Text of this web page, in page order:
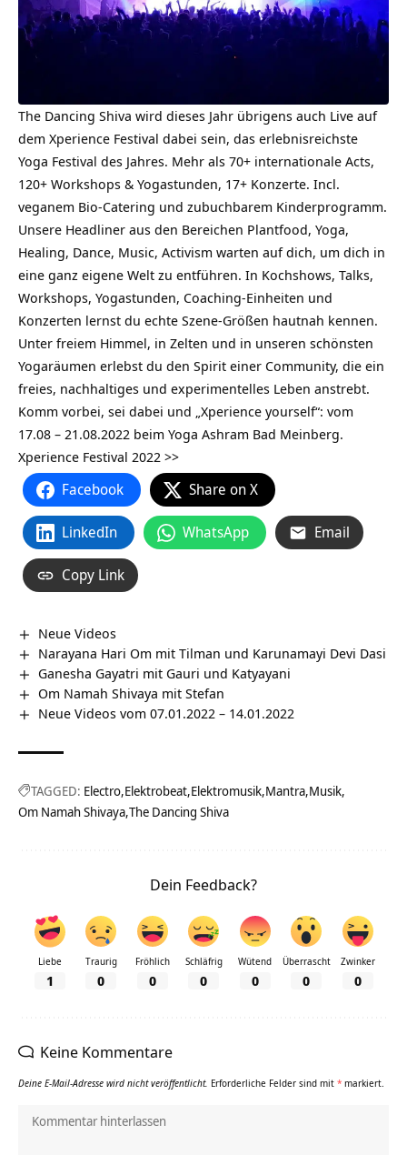
The Dancing Shiva wird dieses Jahr übrigens auch Live auf
dem Xperience Festival dabei sein, das erlebnisreichste
Yoga Festival des Jahres. Mehr als 70+ internationale Acts,
120+ Workshops & Yogastunden, 17+ Konzerte. Incl.
veganem Bio-Catering und zubuchbarem Kinderprogramm.
Unsere Headliner aus den Bereichen Plantfood, Yoga,
Healing, Dance, Music, Activism warten auf dich, um dich in
eine ganz eigene Welt zu entführen. In Kochshows, Talks,
Workshops, Yogastunden, Coaching-Einheiten und
Konzerten lernst du echte Szene-Größen hautnah kennen.
Unter freiem Himmel, in Zelten und in unseren schönsten
Yogaräumen erlebst du den Spirit einer Community, die ein
freies, nachhaltiges und experimentelles Leben anstrebt.
Komm vorbei, sei dabei und „Xperience yourself“: vom
17.08 – 21.08.2022 beim Yoga Ashram Bad Meinberg.
Xperience Festival 2022 >>
Facebook Share on X
LinkedIn WhatsApp Email
Copy Link
Neue Videos
Narayana Hari Om mit Tilman und Karunamayi Devi Dasi
Ganesha Gayatri mit Gauri und Katyayani
Om Namah Shivaya mit Stefan
Neue Videos vom 07.01.2022 – 14.01.2022
TAGGED: Electro Elektrobeat Elektromusik Mantra Musik
Om Namah Shivaya The Dancing Shiva
Dein Feedback?
Liebe
1
Traurig
0
Fröhlich
0
Schläfrig
0
Wütend
0
Überrascht
0
Zwinker
0
Keine Kommentare
Deine E-Mail-Adresse wird nicht veröffentlicht. Erforderliche Felder sind mit * markiert.